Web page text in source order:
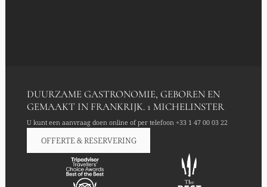
DUURZAME GASTRONOMIE, GEBOREN EN
GEMAAKT IN FRANKRIJK. 1 MICHELINSTER
U kunt een aanvraag doen online of per telefoon +33 1 47 00 03 22
OFFERTE & RESERVERING